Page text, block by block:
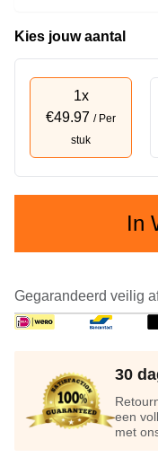
Kies jouw aantal
1x
€49.97 / Per
stuk
In
Gegarandeerd veilig
30
een
met